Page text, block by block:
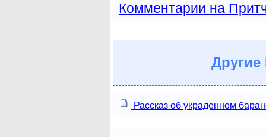
Комментарии на
Другие
Рассказ об украденном